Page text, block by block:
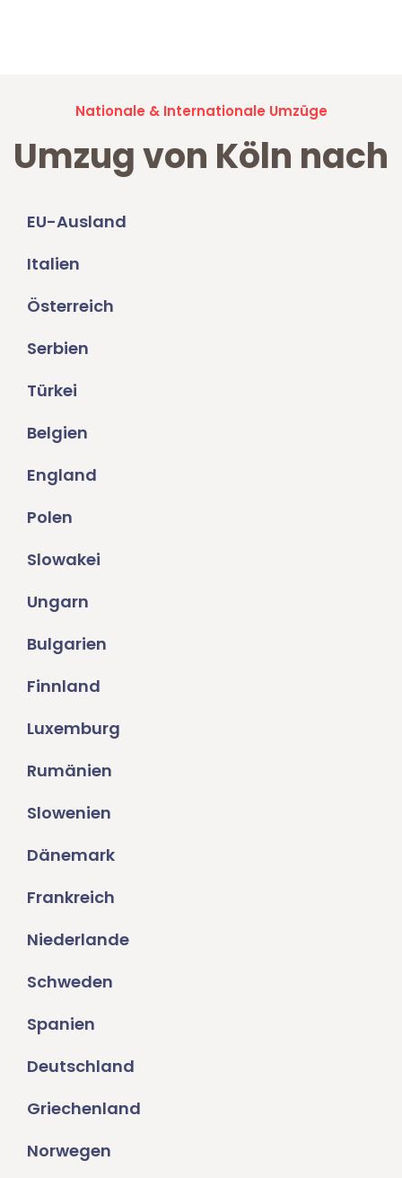
Nationale & Internationale Umzüge
Umzug von Köln nach
EU-Ausland
Italien
Österreich
Serbien
Türkei
Belgien
England
Polen
Slowakei
Ungarn
Bulgarien
Finnland
Luxemburg
Rumänien
Slowenien
Dänemark
Frankreich
Niederlande
Schweden
Spanien
Deutschland
Griechenland
Norwegen